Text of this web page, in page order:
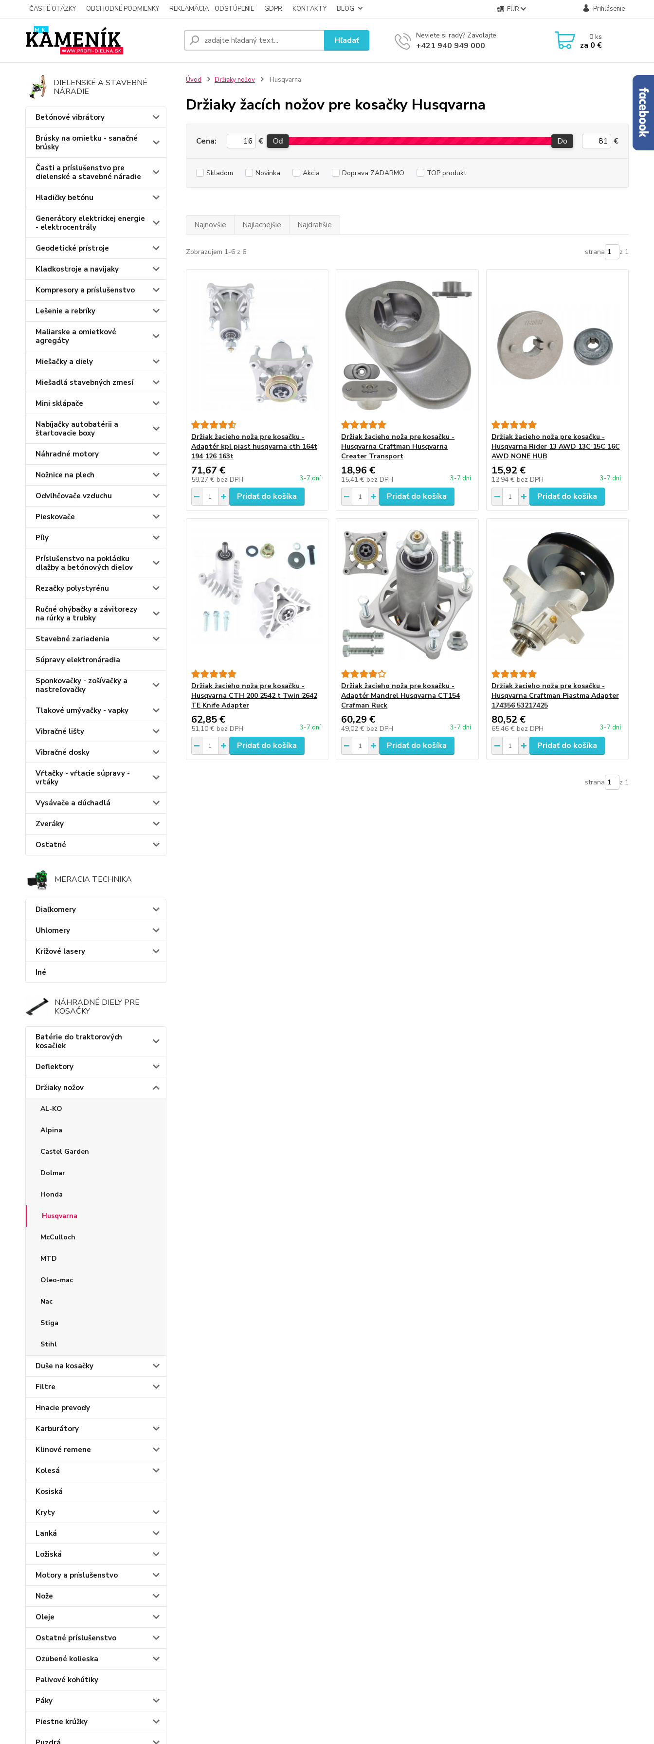
ČASTÉ OTÁZKY OBCHODNÉ PODMIENKY REKLAMÁCIA - ODSTÚPENIE GDPR KONTAKTY BLOG EUR Prihlásenie
Hľadať Neviete si rady? Zavolajte.
+421 940 949 000
0ks
za 0 €
DIELENSKÉ A STAVEBNÉ
NÁRADIE
Betónové vibrátory
Brúsky na omietku - sanačné
brúsky
Časti a príslušenstvo pre
dielenské a stavebné náradie
Hladičky betónu
Generátory elektrickej energie
- elektrocentrály
Geodetické prístroje
Kladkostroje a navijaky
Kompresory a príslušenstvo
Lešenie a rebríky
Maliarske a omietkové
agregáty
Miešačky a diely
Miešadlá stavebných zmesí
Mini sklápače
Nabíjačky autobatérii a
štartovacie boxy
Náhradné motory
Nožnice na plech
Odvlhčovače vzduchu
Pieskovače
Píly
Príslušenstvo na pokládku
dlažby a betónových dielov
Rezačky polystyrénu
Ručné ohýbačky a závitorezy
na rúrky a trubky
Stavebné zariadenia
Súpravy elektronáradia
Sponkovačky - zošívačky a
nastreľovačky
Tlakové umývačky - vapky
Vibračné lišty
Vibračné dosky
Vŕtačky - vŕtacie súpravy -
vrtáky
Vysávače a dúchadlá
Zveráky
Ostatné
MERACIA TECHNIKA
Diaľkomery
Uhlomery
Krížové lasery
Iné
NÁHRADNÉ DIELY PRE
KOSAČKY
Batérie do traktorových
kosačiek
Deflektory
Držiaky nožov
AL-KO
Alpina
Castel Garden
Dolmar
Honda
Husqvarna
McCulloch
MTD
Oleo-mac
Nac
Stiga
Stihl
Duše na kosačky
Filtre
Hnacie prevody
Karburátory
Klinové remene
Kolesá
Kosiská
Kryty
Lanká
Ložiská
Motory a príslušenstvo
Nože
Oleje
Ostatné príslušenstvo
Ozubené kolieska
Palivové kohútiky
Páky
Piestne krúžky
Úvod Držiaky nožov Husqvarna
Držiaky žacích nožov pre kosačky Husqvarna
Cena: € Od Do €
Skladom Novinka Akcia Doprava ZADARMO TOP produkt
Najnovšie Najlacnejšie Najdrahšie
Zobrazujem 1-6 z 6 strana z 1
Držiak žacieho noža pre kosačku -
Adaptér kpl piast husqvarna cth 164t
194 126 163t
71,67 €
58,27 € bez DPH 3-7 dní
Pridať do košíka
Držiak žacieho noža pre kosačku -
Husqvarna Craftman Husqvarna
Creater Transport
18,96 €
15,41 € bez DPH 3-7 dní
Pridať do košíka
Držiak žacieho noža pre kosačku -
Husqvarna Rider 13 AWD 13C 15C 16C
AWD NONE HUB
15,92 €
12,94 € bez DPH 3-7 dní
Pridať do košíka
Držiak žacieho noža pre kosačku -
Husqvarna CTH 200 2542 t Twin 2642
TE Knife Adapter
62,85 €
51,10 € bez DPH 3-7 dní
Pridať do košíka
Držiak žacieho noža pre kosačku -
Adaptér Mandrel Husqvarna CT154
Crafman Ruck
60,29 €
49,02 € bez DPH 3-7 dní
Pridať do košíka
Držiak žacieho noža pre kosačku -
Husqvarna Craftman Piastma Adapter
174356 53217425
80,52 €
65,46 € bez DPH 3-7 dní
Pridať do košíka
strana z 1